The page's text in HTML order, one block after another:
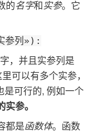
的名字和实参。它
参列»):
，并且实参列是
可以有多个实参，
是可行的, 例如一个
参。
都是函数体。函数